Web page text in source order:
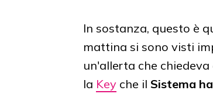
In sostanza, questo è
mattina si sono visti
un'allerta che chiedeva
la Key che il Sistema